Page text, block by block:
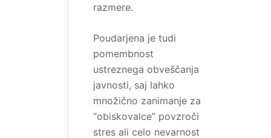
razmere.
Poudarjena je tudi
pomembnost
ustreznega obveščanja
javnosti, saj lahko
množično zanimanje za
“obiskovalce” povzroči
stres ali celo nevarnost